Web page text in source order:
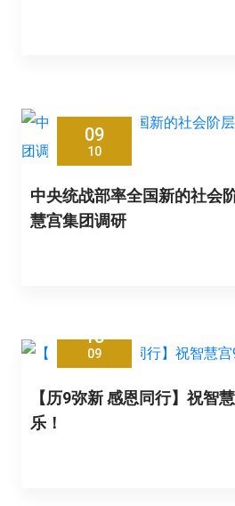
09
10
中央统战部率全国新的社会
慧宫集团调研
18
09
【历9弥新 感恩同行】祝智
乐！